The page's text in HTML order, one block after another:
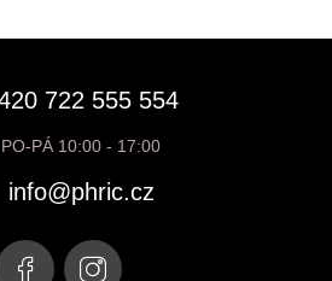
722 555 554
PO-PÁ 10:00 - 17:00
info@phric.cz